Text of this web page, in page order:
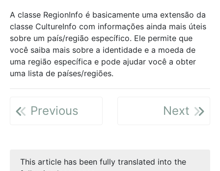
A classe RegionInfo é basicamente uma extensão da
classe CultureInfo com informações ainda mais úteis
sobre um país/região específico. Ele permite que
você saiba mais sobre a identidade e a moeda de
uma região específica e pode ajudar você a obter
uma lista de países/regiões.
Previous Next
This article has been fully translated into the